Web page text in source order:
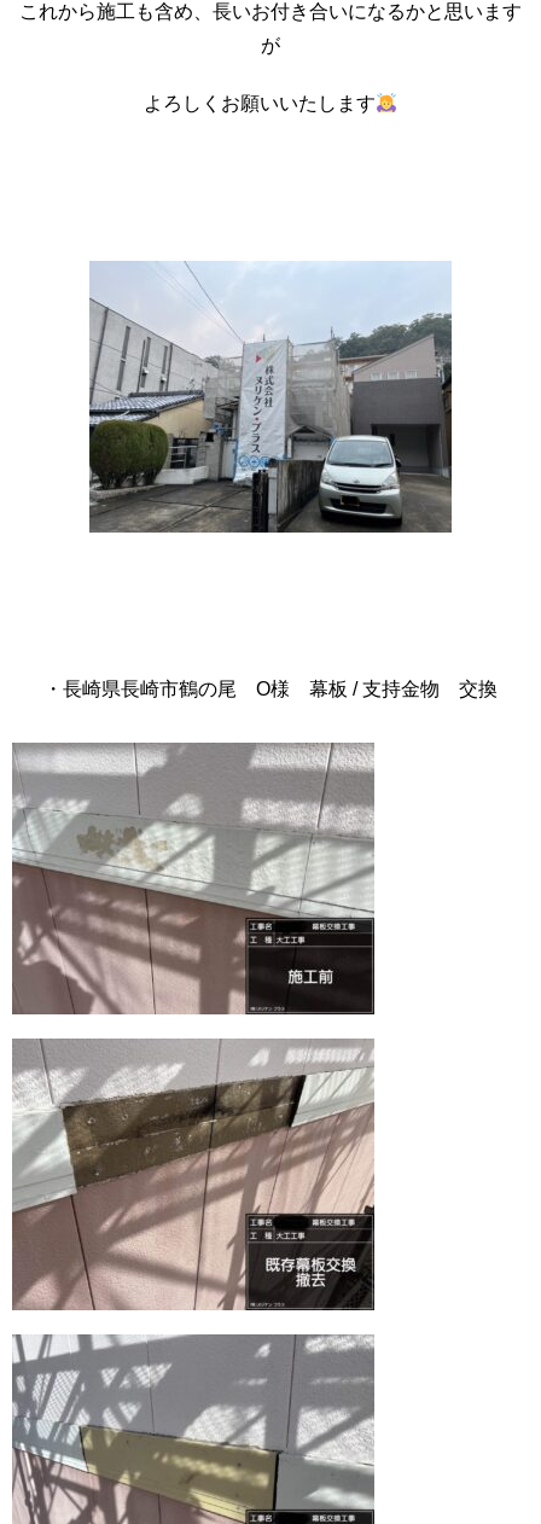
これから施工も含め、長いお付き合いになるかと思います
が
よろしくお願いいたします
・長崎県長崎市鶴の尾 O様 幕板 / 支持金物 交換